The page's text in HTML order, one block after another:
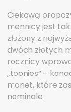
Ciekawą
mennicy jest
złożony z
dwóch złotych
rocznicy
„toonies” –
monet, które
nominale.